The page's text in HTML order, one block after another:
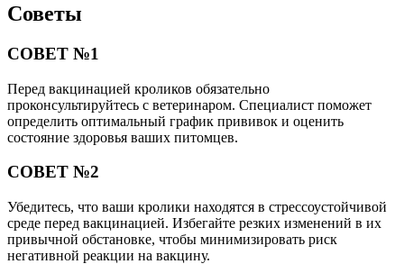
Советы
СОВЕТ №1
Перед вакцинацией кроликов обязательно
проконсультируйтесь с ветеринаром. Специалист поможет
определить оптимальный график прививок и оценить
состояние здоровья ваших питомцев.
СОВЕТ №2
Убедитесь, что ваши кролики находятся в стрессоустойчивой
среде перед вакцинацией. Избегайте резких изменений в их
привычной обстановке, чтобы минимизировать риск
негативной реакции на вакцину.